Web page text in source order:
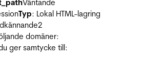
Väntande
Typ: Lokal HTML-lagring
2
domäner:
ger samtycke till: